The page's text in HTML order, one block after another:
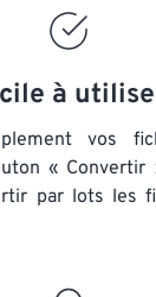
à
vos
« Convertir
par lots les